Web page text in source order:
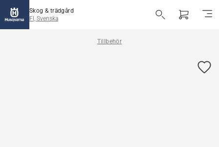
Skog & trädgård
FI, Svenska
Tillbehör